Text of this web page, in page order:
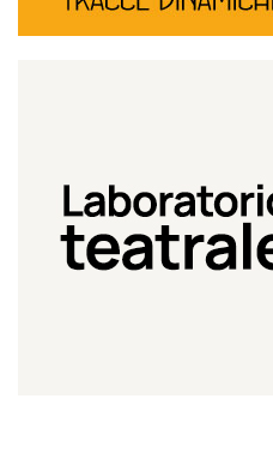
Laboratorio di teatro del
Teatro Eduardo de Filippo